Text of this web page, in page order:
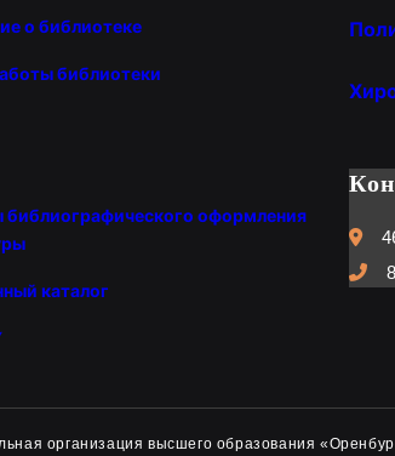
о библиотеке
библиотеки
оформления
каталог
организация высшего образования